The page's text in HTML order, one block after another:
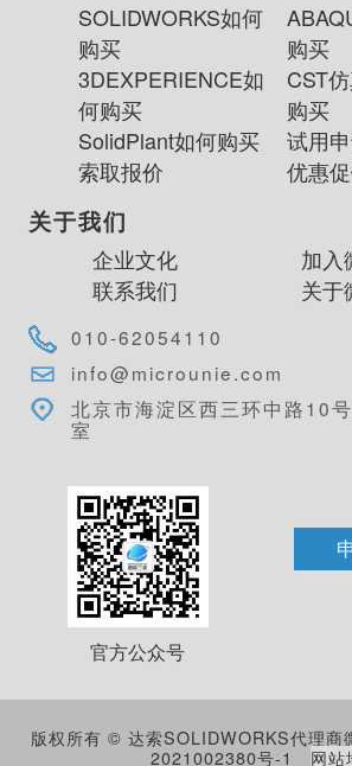
SOLIDWORKS如何
购买
购买
3DEXPERIENCE如
何购买
CST
购买
SolidPlant如何购买
试用
索取报价
优惠
关于我们
企业文化
加入
联系我们
关于
010-62054110
info@microunie.com
北京市海淀区西三环中路10
室
官方公众号
版权所有 © 达索SOLIDWORKS代理商
2021002380号-1
网站